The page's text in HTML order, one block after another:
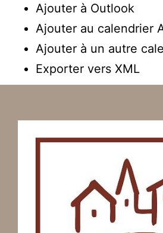
Ajouter à Outlook
Ajouter au calendrier
Ajouter à un autre
Exporter vers XML